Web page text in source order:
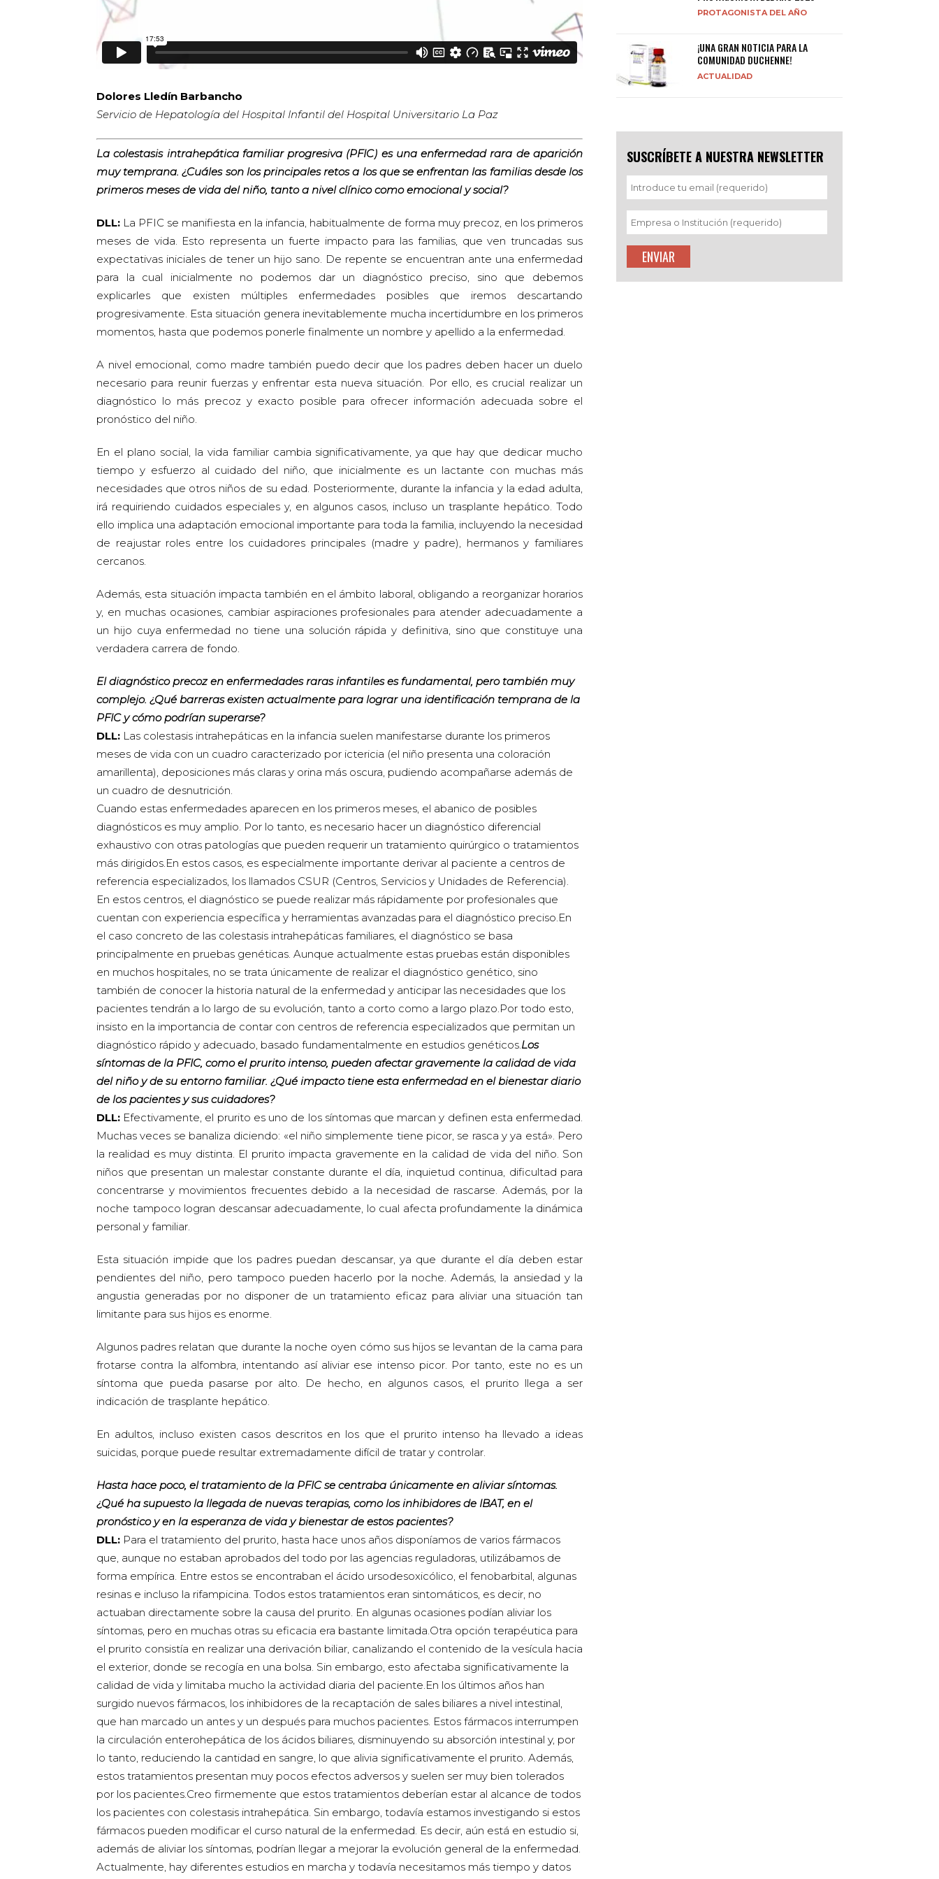
Dolores Lledín Barbancho
Servicio de Hepatología del Hospital Infantil del Hospital Universitario La Paz
La colestasis intrahepática familiar progresiva (PFIC) es una enfermedad rara de aparición
muy temprana. ¿Cuáles son los principales retos a los que se enfrentan las familias desde los
primeros meses de vida del niño, tanto a nivel clínico como emocional y social?
DLL: La PFIC se manifiesta en la infancia, habitualmente de forma muy precoz, en los primeros
meses de vida. Esto representa un fuerte impacto para las familias, que ven truncadas sus
expectativas iniciales de tener un hijo sano. De repente se encuentran ante una enfermedad
para la cual inicialmente no podemos dar un diagnóstico preciso, sino que debemos
explicarles que existen múltiples enfermedades posibles que iremos descartando
progresivamente. Esta situación genera inevitablemente mucha incertidumbre en los primeros
momentos, hasta que podemos ponerle finalmente un nombre y apellido a la enfermedad.
A nivel emocional, como madre también puedo decir que los padres deben hacer un duelo
necesario para reunir fuerzas y enfrentar esta nueva situación. Por ello, es crucial realizar un
diagnóstico lo más precoz y exacto posible para ofrecer información adecuada sobre el
pronóstico del niño.
En el plano social, la vida familiar cambia significativamente, ya que hay que dedicar mucho
tiempo y esfuerzo al cuidado del niño, que inicialmente es un lactante con muchas más
necesidades que otros niños de su edad. Posteriormente, durante la infancia y la edad adulta,
irá requiriendo cuidados especiales y, en algunos casos, incluso un trasplante hepático. Todo
ello implica una adaptación emocional importante para toda la familia, incluyendo la necesidad
de reajustar roles entre los cuidadores principales (madre y padre), hermanos y familiares
cercanos.
Además, esta situación impacta también en el ámbito laboral, obligando a reorganizar horarios
y, en muchas ocasiones, cambiar aspiraciones profesionales para atender adecuadamente a
un hijo cuya enfermedad no tiene una solución rápida y definitiva, sino que constituye una
verdadera carrera de fondo.
El diagnóstico precoz en enfermedades raras infantiles es fundamental, pero también muy
complejo. ¿Qué barreras existen actualmente para lograr una identificación temprana de la
PFIC y cómo podrían superarse?
DLL: Las colestasis intrahepáticas en la infancia suelen manifestarse durante los primeros
meses de vida con un cuadro caracterizado por ictericia (el niño presenta una coloración
amarillenta), deposiciones más claras y orina más oscura, pudiendo acompañarse además de
un cuadro de desnutrición.
Cuando estas enfermedades aparecen en los primeros meses, el abanico de posibles
diagnósticos es muy amplio. Por lo tanto, es necesario hacer un diagnóstico diferencial
exhaustivo con otras patologías que pueden requerir un tratamiento quirúrgico o tratamientos
más dirigidos.En estos casos, es especialmente importante derivar al paciente a centros de
referencia especializados, los llamados CSUR (Centros, Servicios y Unidades de Referencia).
En estos centros, el diagnóstico se puede realizar más rápidamente por profesionales que
cuentan con experiencia específica y herramientas avanzadas para el diagnóstico preciso.En
el caso concreto de las colestasis intrahepáticas familiares, el diagnóstico se basa
principalmente en pruebas genéticas. Aunque actualmente estas pruebas están disponibles
en muchos hospitales, no se trata únicamente de realizar el diagnóstico genético, sino
también de conocer la historia natural de la enfermedad y anticipar las necesidades que los
pacientes tendrán a lo largo de su evolución, tanto a corto como a largo plazo.Por todo esto,
insisto en la importancia de contar con centros de referencia especializados que permitan un
diagnóstico rápido y adecuado, basado fundamentalmente en estudios genéticos.Los
síntomas de la PFIC, como el prurito intenso, pueden afectar gravemente la calidad de vida
del niño y de su entorno familiar. ¿Qué impacto tiene esta enfermedad en el bienestar diario
de los pacientes y sus cuidadores?
DLL: Efectivamente, el prurito es uno de los síntomas que marcan y definen esta enfermedad.
Muchas veces se banaliza diciendo: «el niño simplemente tiene picor, se rasca y ya está». Pero
la realidad es muy distinta. El prurito impacta gravemente en la calidad de vida del niño. Son
niños que presentan un malestar constante durante el día, inquietud continua, dificultad para
concentrarse y movimientos frecuentes debido a la necesidad de rascarse. Además, por la
noche tampoco logran descansar adecuadamente, lo cual afecta profundamente la dinámica
personal y familiar.
Esta situación impide que los padres puedan descansar, ya que durante el día deben estar
pendientes del niño, pero tampoco pueden hacerlo por la noche. Además, la ansiedad y la
angustia generadas por no disponer de un tratamiento eficaz para aliviar una situación tan
limitante para sus hijos es enorme.
Algunos padres relatan que durante la noche oyen cómo sus hijos se levantan de la cama para
frotarse contra la alfombra, intentando así aliviar ese intenso picor. Por tanto, este no es un
síntoma que pueda pasarse por alto. De hecho, en algunos casos, el prurito llega a ser
indicación de trasplante hepático.
En adultos, incluso existen casos descritos en los que el prurito intenso ha llevado a ideas
suicidas, porque puede resultar extremadamente difícil de tratar y controlar.
Hasta hace poco, el tratamiento de la PFIC se centraba únicamente en aliviar síntomas.
¿Qué ha supuesto la llegada de nuevas terapias, como los inhibidores de IBAT, en el
pronóstico y en la esperanza de vida y bienestar de estos pacientes?
DLL: Para el tratamiento del prurito, hasta hace unos años disponíamos de varios fármacos
que, aunque no estaban aprobados del todo por las agencias reguladoras, utilizábamos de
forma empírica. Entre estos se encontraban el ácido ursodesoxicólico, el fenobarbital, algunas
resinas e incluso la rifampicina. Todos estos tratamientos eran sintomáticos, es decir, no
actuaban directamente sobre la causa del prurito. En algunas ocasiones podían aliviar los
síntomas, pero en muchas otras su eficacia era bastante limitada.Otra opción terapéutica para
el prurito consistía en realizar una derivación biliar, canalizando el contenido de la vesícula hacia
el exterior, donde se recogía en una bolsa. Sin embargo, esto afectaba significativamente la
calidad de vida y limitaba mucho la actividad diaria del paciente.En los últimos años han
surgido nuevos fármacos, los inhibidores de la recaptación de sales biliares a nivel intestinal,
que han marcado un antes y un después para muchos pacientes. Estos fármacos interrumpen
la circulación enterohepática de los ácidos biliares, disminuyendo su absorción intestinal y, por
lo tanto, reduciendo la cantidad en sangre, lo que alivia significativamente el prurito. Además,
estos tratamientos presentan muy pocos efectos adversos y suelen ser muy bien tolerados
por los pacientes.Creo firmemente que estos tratamientos deberían estar al alcance de todos
los pacientes con colestasis intrahepática. Sin embargo, todavía estamos investigando si estos
fármacos pueden modificar el curso natural de la enfermedad. Es decir, aún está en estudio si,
además de aliviar los síntomas, podrían llegar a mejorar la evolución general de la enfermedad.
Actualmente, hay diferentes estudios en marcha y todavía necesitamos más tiempo y datos
PROTAGONISTA DEL AÑO
¡UNA GRAN NOTICIA PARA LA
COMUNIDAD DUCHENNE!
ACTUALIDAD
SUSCRÍBETE A NUESTRA NEWSLETTER